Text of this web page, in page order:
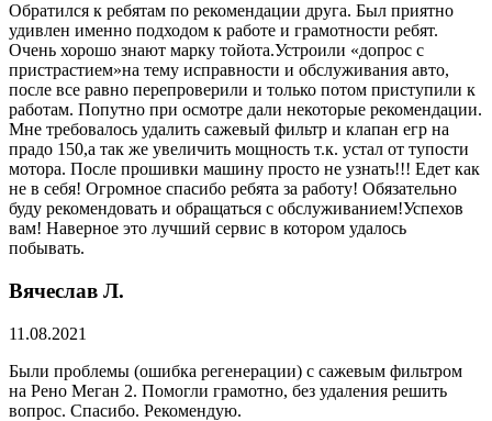
Обратился к ребятам по рекомендации друга. Был приятно
удивлен именно подходом к работе и грамотности ребят.
Очень хорошо знают марку тойота.Устроили «допрос с
пристрастием»на тему исправности и обслуживания авто,
после все равно перепроверили и только потом приступили к
работам. Попутно при осмотре дали некоторые рекомендации.
Мне требовалось удалить сажевый фильтр и клапан егр на
прадо 150,а так же увеличить мощность т.к. устал от тупости
мотора. После прошивки машину просто не узнать!!! Едет как
не в себя! Огромное спасибо ребята за работу! Обязательно
буду рекомендовать и обращаться с обслуживанием!Успехов
вам! Наверное это лучший сервис в котором удалось
побывать.
Вячеслав Л.
11.08.2021
Были проблемы (ошибка регенерации) с сажевым фильтром
на Рено Меган 2. Помогли грамотно, без удаления решить
вопрос. Спасибо. Рекомендую.